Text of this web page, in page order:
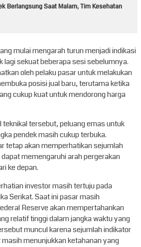
Berlangsung Saat Malam, Tim Kesehatan
mulai mengarah turun menjadi indikasi
lagi sekuat beberapa sesi sebelumnya.
oleh pelaku pasar untuk melakukan
posisi jual baru, terutama ketika
cukup kuat untuk mendorong harga
tersebut, peluang emas untuk
pendek masih cukup terbuka.
tetap akan memperhatikan sejumlah
memengaruhi arah pergerakan
ke depan.
investor masih tertuju pada
Serikat. Saat ini pasar masih
Reserve akan mempertahankan
relatif tinggi dalam jangka waktu yang
muncul karena sejumlah indikator
menunjukkan ketahanan yang